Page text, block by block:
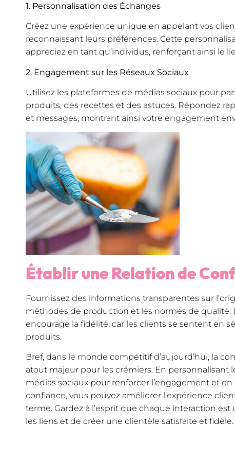
1. Personnalisation des Échanges
Créez une expérience unique en appelant vos
reconnaissant leurs préférences. Cette
appréciez en tant qu’individus, renforçant ainsi le
2. Engagement sur les Réseaux Sociaux
Utilisez les plateformes de médias sociaux pour
produits, des recettes et des astuces. Répondez
et messages, montrant ainsi votre engagement
Établir une Relation de
Fournissez des informations transparentes sur
méthodes de production et les normes de qualité.
encourage la fidélité, car les clients se sentent en
produits.
Bref, dans le monde compétitif d’aujourd’hui, la
atout majeur pour les crémiers. En personnalisant
médias sociaux pour renforcer l’engagement et
confiance, vous pouvez améliorer l’expérience
terme. Gardez à l’esprit que chaque interaction
les liens et de créer une clientèle satisfaite et fidèle.